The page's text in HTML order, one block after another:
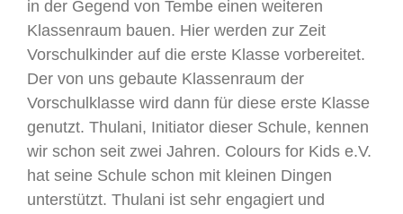
in der Gegend von Tembe einen weiteren
Klassenraum bauen. Hier werden zur Zeit
Vorschulkinder auf die erste Klasse vorbereitet.
Der von uns gebaute Klassenraum der
Vorschulklasse wird dann für diese erste Klasse
genutzt. Thulani, Initiator dieser Schule, kennen
wir schon seit zwei Jahren. Colours for Kids e.V.
hat seine Schule schon mit kleinen Dingen
unterstützt. Thulani ist sehr engagiert und